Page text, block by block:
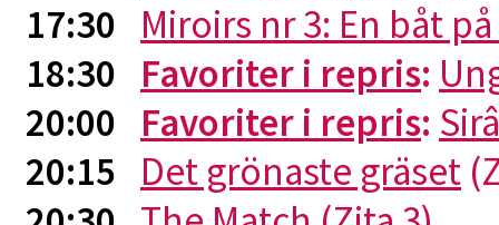
17:30 Miroirs nr 3: En båt
18:30 Favoriter i repris:
20:00 Favoriter i repris:
20:15 Det grönaste gräset